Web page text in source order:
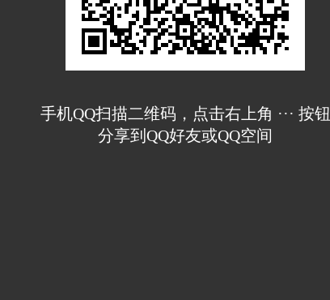
手机QQ扫描二维码，点击右上角 ··· 按钮
分享到QQ好友或QQ空间